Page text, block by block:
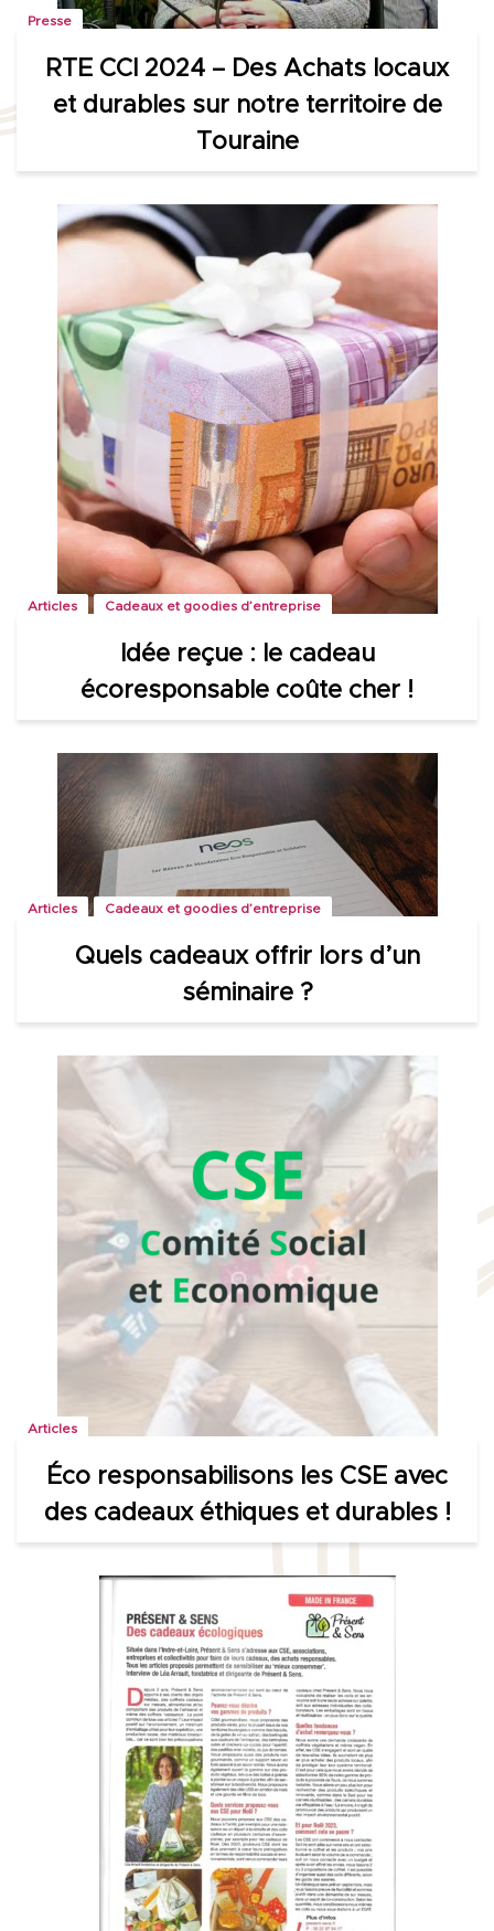
Presse
RTE CCI 2024 – Des Achats locaux
et durables sur notre territoire de
Touraine
Articles Cadeaux et goodies d’entreprise
Idée reçue : le cadeau
écoresponsable coûte cher !
Articles Cadeaux et goodies d’entreprise
Quels cadeaux offrir lors d’un
séminaire ?
Articles
Éco responsabilisons les CSE avec
des cadeaux éthiques et durables !